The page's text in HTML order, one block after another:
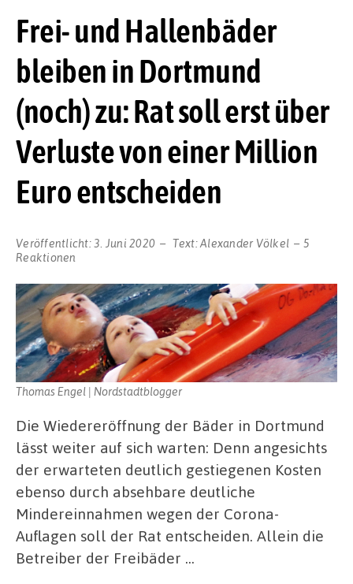
Frei- und Hallenbäder
bleiben in Dortmund
(noch) zu: Rat soll erst über
Verluste von einer Million
Euro entscheiden
Veröffentlicht:3. Juni 2020 Text:Alexander Völkel
5
Reaktionen
Thomas Engel | Nordstadtblogger
Die Wiedereröffnung der Bäder in Dortmund
lässt weiter auf sich warten: Denn angesichts
der erwarteten deutlich gestiegenen Kosten
ebenso durch absehbare deutliche
Mindereinnahmen wegen der Corona-
Auflagen soll der Rat entscheiden. Allein die
Betreiber der Freibäder …